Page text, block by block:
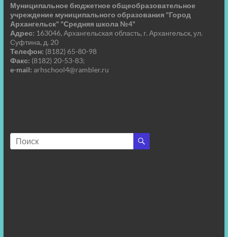
Муниципальное бюджетное общеобразовательное
учреждение муниципального образования "Город
Архангельск" "Средняя школа №4"
Адрес: 163046, Архангельская область, г. Архангельск, ул.
Суфтина, д. 20
Телефон: (8182) 65-80-98
Факс: (8182) 20-53-83;
e-mail: arhschool4@rambler.ru